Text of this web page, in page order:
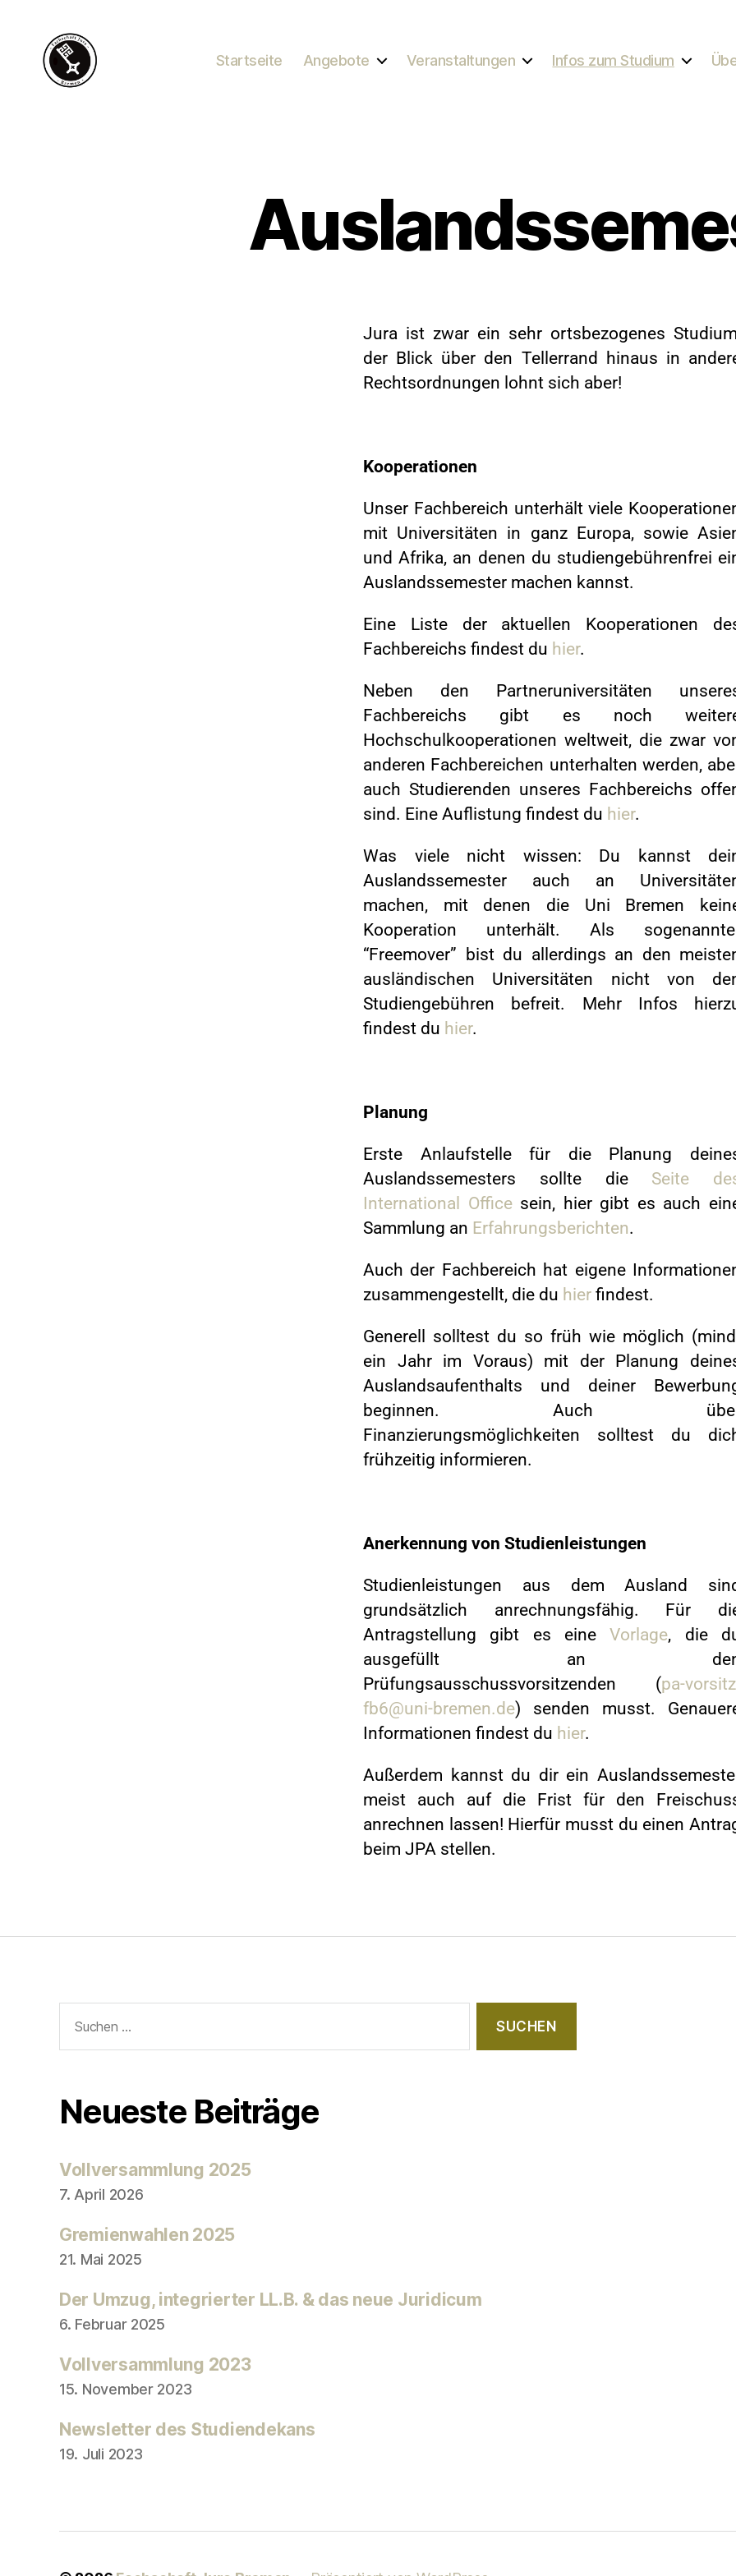
Startseite Angebote Veranstaltungen Infos zum Studium
Jura ist zwar ein sehr ortsbezogenes
der Blick über den Tellerrand hinaus in
Rechtsordnungen lohnt sich aber!
Kooperationen
Unser Fachbereich unterhält viele
mit Universitäten in ganz Europa, sowie
und Afrika, an denen du studiengebührenfrei
Auslandssemester machen kannst.
Eine Liste der aktuellen Kooperationen
Fachbereichs findest du hier.
Neben den Partneruniversitäten
Fachbereichs gibt es noch
Hochschulkooperationen weltweit, die zwar
anderen Fachbereichen unterhalten werden,
auch Studierenden unseres Fachbereichs
sind. Eine Auflistung findest du hier.
Was viele nicht wissen: Du kannst
Auslandssemester auch an
machen, mit denen die Uni Bremen
Kooperation unterhält. Als
“Freemover” bist du allerdings an den
ausländischen Universitäten nicht von
Studiengebühren befreit. Mehr Infos
findest du hier.
Planung
Erste Anlaufstelle für die Planung
Auslandssemesters sollte die
Seite
International Office sein, hier gibt es auch
Sammlung an Erfahrungsberichten.
Auch der Fachbereich hat eigene
zusammengestellt, die du hier findest.
Generell solltest du so früh wie möglich
ein Jahr im Voraus) mit der Planung
Auslandsaufenthalts und deiner
beginnen. Auch
Finanzierungsmöglichkeiten solltest du
frühzeitig informieren.
Anerkennung von Studienleistungen
Studienleistungen aus dem Ausland
grundsätzlich anrechnungsfähig. Für
Antragstellung gibt es eineVorlage, die
ausgefüllt an
Prüfungsausschussvorsitzenden (pa-
fb6@uni-bremen.de) senden musst.
Informationen findest du hier.
Außerdem kannst du dir ein
meist auch auf die Frist für den
anrechnen lassen! Hierfür musst du einen
beim JPA stellen.
Neueste Beiträge
Vollversammlung 2025
7. April 2026
Gremienwahlen 2025
21. Mai 2025
Der Umzug, integrierter LL.B. & das neue Juridicum
6. Februar 2025
Vollversammlung 2023
15. November 2023
Newsletter des Studiendekans
19. Juli 2023